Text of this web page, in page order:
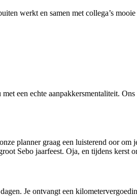
werkt en samen met collega’s
een echte aanpakkersmentaliteit.
planner graag een luisterend oor
Sebo jaarfeest. Oja, en tijdens
Je ontvangt een